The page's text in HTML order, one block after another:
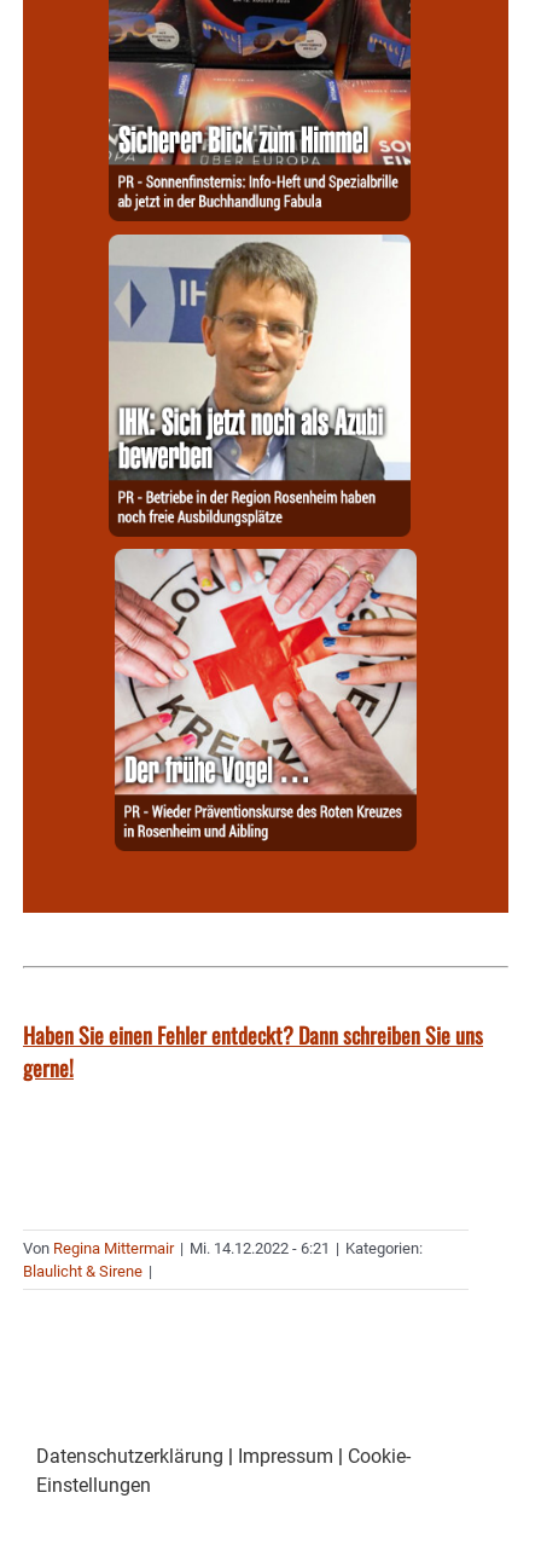
Haben Sie einen Fehler entdeckt? Dann schreiben Sie uns
gerne!
Von Regina Mittermair | Mi. 14.12.2022 - 6:21 | Kategorien:
Blaulicht & Sirene |
Datenschutzerklärung Impressum
Cookie-
Einstellungen